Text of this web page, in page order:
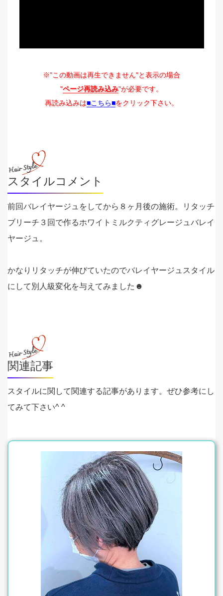
※"この動画は再生できません"と表示の場合
"ページ再読み込み"が必要です。
再読み込みは■こちら■をクリック下さい。
スタイルコメント
前回バレイヤージュをしてから８ヶ月後の施術。リタッチ
ブリーチ３回で作るホワイトミルクティグレージュバレイ
ヤージュ。
かなりリタッチが伸びていたのでバレイヤージュスタイル
にして別人級変化を与えてみました☻
関連記事
スタイルに関して関連する記事があります。ぜひ参考にし
てみて下さい^ ^